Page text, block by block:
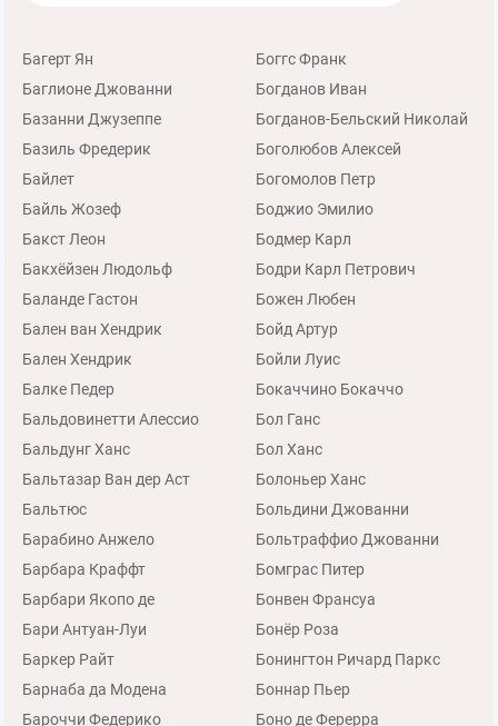
Багерт Ян
Баглионе Джованни
Базанни Джузеппе
Базиль Фредерик
Байлет
Байль Жозеф
Бакст Леон
Бакхёйзен Людольф
Баланде Гастон
Бален ван Хендрик
Бален Хендрик
Балке Педер
Бальдовинетти Алессио
Бальдунг Ханс
Бальтазар Ван дер Аст
Бальтюс
Барабино Анжело
Барбара Краффт
Барбари Якопо де
Бари Антуан-Луи
Баркер Райт
Барнаба да Модена
Бароччи Федерико
Боггс Франк
Богданов Иван
Богданов-Бельский Николай
Боголюбов Алексей
Богомолов Петр
Боджио Эмилио
Бодмер Карл
Бодри Карл Петрович
Божен Любен
Бойд Артур
Бойли Луис
Бокаччино Бокаччо
Бол Ганс
Бол Ханс
Болоньер Ханс
Больдини Джованни
Больтраффио Джованни
Бомграс Питер
Бонвен Франсуа
Бонёр Роза
Бонингтон Ричард Паркс
Боннар Пьер
Боно де Ферерра